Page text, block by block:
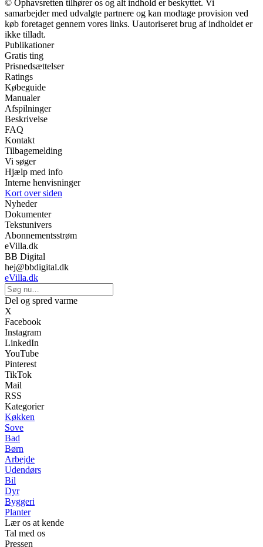
© Ophavsretten tilhører os og alt indhold er beskyttet. Vi
samarbejder med udvalgte partnere og kan modtage provision ved
køb foretaget gennem vores links. Uautoriseret brug af indholdet er
ikke tilladt.
Publikationer
Gratis ting
Prisnedsættelser
Ratings
Købeguide
Manualer
Afspilninger
Beskrivelse
FAQ
Kontakt
Tilbagemelding
Vi søger
Hjælp med info
Interne henvisninger
Kort over siden
Nyheder
Dokumenter
Tekstunivers
Abonnementsstrøm
eVilla.dk
BB Digital
hej@bbdigital.dk
eVilla.dk
Del og spred varme
X
Facebook
Instagram
LinkedIn
YouTube
Pinterest
TikTok
Mail
RSS
Kategorier
Køkken
Sove
Bad
Børn
Arbejde
Udendørs
Bil
Dyr
Byggeri
Planter
Lær os at kende
Tal med os
Pressen